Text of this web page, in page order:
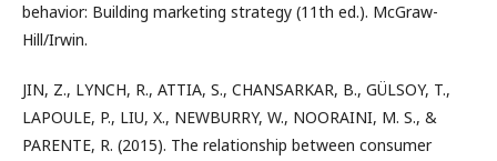
behavior: Building marketing strategy (11th ed.). McGraw-
Hill/Irwin.
JIN, Z., LYNCH, R., ATTIA, S., CHANSARKAR, B., GÜLSOY, T.,
LAPOULE, P., LIU, X., NEWBURRY, W., NOORAINI, M. S., &
PARENTE, R. (2015). The relationship between consumer